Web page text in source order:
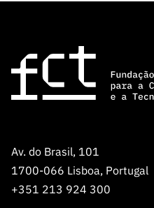
Av. do Brasil, 101
1700-066 Lisboa, Portugal
+351 213 924 300